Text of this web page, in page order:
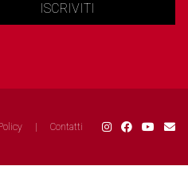
ISCRIVITI
Contatti